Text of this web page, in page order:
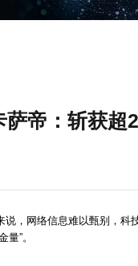
帝：斩获超
，网络信息难以甄别，
”。